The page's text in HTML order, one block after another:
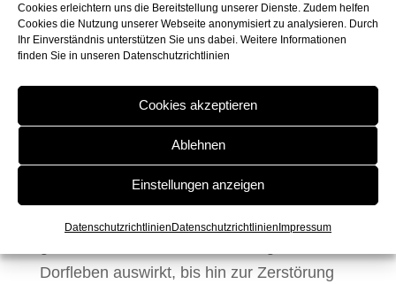
Cookies erleichtern uns die Bereitstellung unserer Dienste. Zudem helfen
Cookies die Nutzung unserer Webseite anonymisiert zu analysieren. Durch
Ihr Einverständnis unterstützen Sie uns dabei. Weitere Informationen
finden Sie in unseren Datenschutzrichtlinien
Cookies akzeptieren
Ablehnen
Einstellungen anzeigen
DatenschutzrichtlinienDatenschutzrichtlinienImpressum
Ort, was wiederum einen Zuwachs der
Bevölkerung bedeutete.
Gegengesteuert wurde der erneuten
Wohnraumnot durch Ausweisung von
Wohngebieten mit Stock- und
Mehrfamilienhäusern. Seit Eingemeindung
Stadt Friedberg1978 wurde kein
Wohnbaugebiet mehr ausgewiesen – ein
Dorfleben auswirkt, bis hin zur Zerstörung